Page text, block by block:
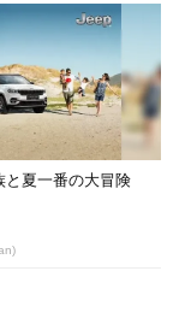
と夏一番の大冒険